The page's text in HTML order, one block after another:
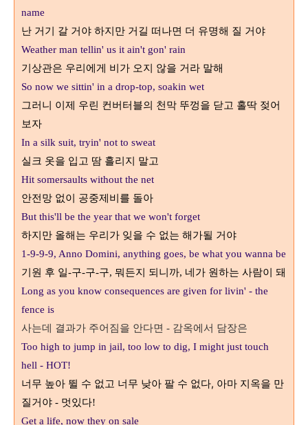
name
난 거기 갈 거야 하지만 거길 떠나면 더 유명해 질 거야
Weather man tellin' us it ain't gon' rain
기상관은 우리에게 비가 오지 않을 거라 말해
So now we sittin' in a drop-top, soakin wet
그러니 이제 우린 컨버터블의 천막 뚜껑을 닫고 홀딱 젖어
보자
In a silk suit, tryin' not to sweat
실크 옷을 입고 땀 흘리지 말고
Hit somersaults without the net
안전망 없이 공중제비를 돌아
But this'll be the year that we won't forget
하지만 올해는 우리가 잊을 수 없는 해가될 거야
1-9-9-9, Anno Domini, anything goes, be what you wanna be
기원 후 일-구-구-구, 뭐든지 되니까, 네가 원하는 사람이 돼
Long as you know consequences are given for livin' - the
fence is
사는데 결과가 주어짐을 안다면 - 감옥에서 담장은
Too high to jump in jail, too low to dig, I might just touch
hell - HOT!
너무 높아 뛸 수 없고 너무 낮아 팔 수 없다, 아마 지옥을 만
질거야 - 멋있다!
Get a life, now they on sale